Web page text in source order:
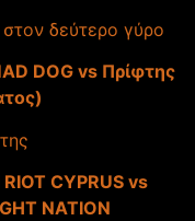
δεύτερο γύρο
DOG vs Πρίφτης
CYPRUS vs
NATION